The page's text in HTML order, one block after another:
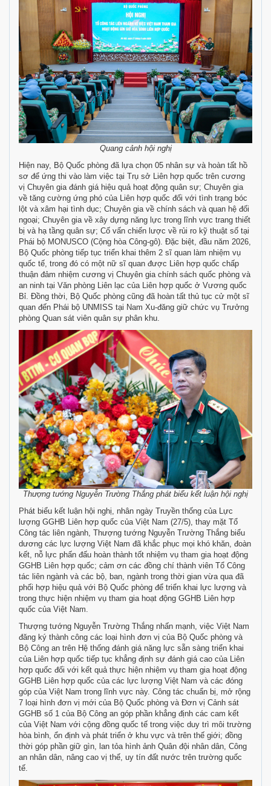
Quang cảnh hội nghị
Hiện nay, Bộ Quốc phòng đã lựa chọn 05 nhân sự và hoàn tất hồ
sơ để ứng thi vào làm việc tại Trụ sở Liên hợp quốc trên cương
vị Chuyên gia đánh giá hiệu quả hoạt động quân sự; Chuyên gia
về tăng cường ứng phó của Liên hợp quốc đối với tình trạng bóc
lột và xâm hại tình dục; Chuyên gia về chính sách và quan hệ đối
ngoại; Chuyên gia về xây dựng năng lực trong lĩnh vực trang thiết
bị và hạ tầng quân sự; Cố vấn chiến lược về rủi ro kỹ thuật số tại
Phái bộ MONUSCO (Cộng hòa Công-gô). Đặc biệt, đầu năm 2026,
Bộ Quốc phòng tiếp tục triển khai thêm 2 sĩ quan làm nhiệm vụ
quốc tế, trong đó có một nữ sĩ quan được Liên hợp quốc chấp
thuận đảm nhiệm cương vị Chuyên gia chính sách quốc phòng và
an ninh tại Văn phòng Liên lạc của Liên hợp quốc ở Vương quốc
Bỉ. Đồng thời, Bộ Quốc phòng cũng đã hoàn tất thủ tục cử một sĩ
quan đến Phái bộ UNMISS tại Nam Xu-đăng giữ chức vụ Trưởng
phòng Quan sát viên quân sự phân khu.
Thượng tướng Nguyễn Trường Thắng phát biểu kết luận hội nghị
Phát biểu kết luận hội nghị, nhân ngày Truyền thống của Lực
lượng GGHB Liên hợp quốc của Việt Nam (27/5), thay mặt Tổ
Công tác liên ngành, Thượng tướng Nguyễn Trường Thắng biểu
dương các lực lượng Việt Nam đã khắc phục mọi khó khăn, đoàn
kết, nỗ lực phấn đấu hoàn thành tốt nhiệm vụ tham gia hoạt động
GGHB Liên hợp quốc; cảm ơn các đồng chí thành viên Tổ Công
tác liên ngành và các bộ, ban, ngành trong thời gian vừa qua đã
phối hợp hiệu quả với Bộ Quốc phòng để triển khai lực lượng và
trong thực hiện nhiệm vụ tham gia hoạt động GGHB Liên hợp
quốc của Việt Nam.
Thượng tướng Nguyễn Trường Thắng nhấn mạnh, việc Việt Nam
đăng ký thành công các loại hình đơn vị của Bộ Quốc phòng và
Bộ Công an trên Hệ thống đánh giá năng lực sẵn sàng triển khai
của Liên hợp quốc tiếp tục khẳng định sự đánh giá cao của Liên
hợp quốc đối với kết quả thực hiện nhiệm vụ tham gia hoạt động
GGHB Liên hợp quốc của các lực lượng Việt Nam và các đóng
góp của Việt Nam trong lĩnh vực này. Công tác chuẩn bị, mở rộng
7 loại hình đơn vị mới của Bộ Quốc phòng và Đơn vị Cảnh sát
GGHB số 1 của Bộ Công an góp phần khẳng định các cam kết
của Việt Nam với cộng đồng quốc tế trong việc duy trì môi trường
hòa bình, ổn định và phát triển ở khu vực và trên thế giới; đồng
thời góp phần giữ gìn, lan tỏa hình ảnh Quân đội nhân dân, Công
an nhân dân, nâng cao vị thế, uy tín đất nước trên trường quốc
tế.